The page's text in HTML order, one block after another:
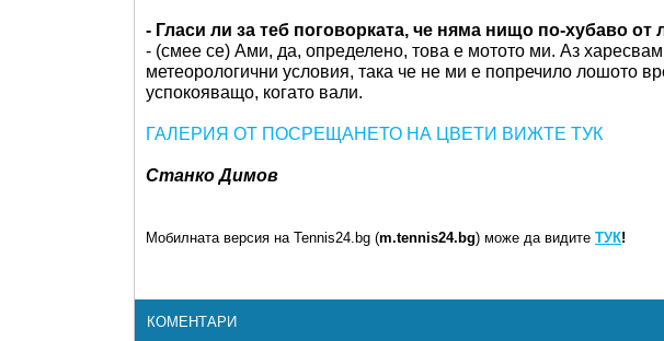
- Гласи ли за теб поговорката, че няма нищо по-хубаво от
- (смее се) Ами, да, определено, това е мотото ми. Аз
метеорологични условия, така че не ми е попречило лошото
успокояващо, когато вали.
ГАЛЕРИЯ ОТ ПОСРЕЩАНЕТО НА ЦВЕТИ ВИЖТЕ ТУК
Станко Димов
Мобилната версия на Tennis24.bg (m.tennis24.bg) може да видите ТУК!
КОМЕНТАРИ